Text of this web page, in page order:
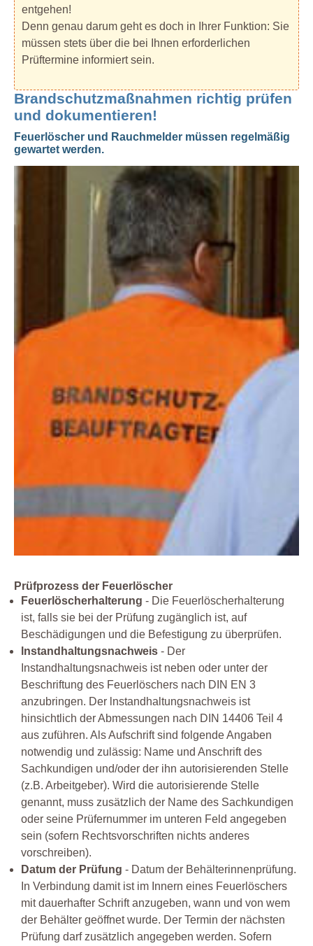
entgehen!
Denn genau darum geht es doch in Ihrer Funktion: Sie
müssen stets über die bei Ihnen erforderlichen
Prüftermine informiert sein.
Brandschutzmaßnahmen richtig prüfen
und dokumentieren!
Feuerlöscher und Rauchmelder müssen regelmäßig
gewartet werden.
Prüfprozess der Feuerlöscher
Feuerlöscherhalterung - Die Feuerlöscherhalterung
ist, falls sie bei der Prüfung zugänglich ist, auf
Beschädigungen und die Befestigung zu überprüfen.
lnstandhaltungsnachweis - Der
Instandhaltungsnachweis ist neben oder unter der
Beschriftung des Feuerlöschers nach DIN EN 3
anzubringen. Der lnstandhaltungsnachweis ist
hinsichtlich der Abmessungen nach DIN 14406 Teil 4
aus zuführen. Als Aufschrift sind folgende Angaben
notwendig und zulässig: Name und Anschrift des
Sachkundigen und/oder der ihn autorisierenden Stelle
(z.B. Arbeitgeber). Wird die autorisierende Stelle
genannt, muss zusätzlich der Name des Sachkundigen
oder seine Prüfernummer im unteren Feld angegeben
sein (sofern Rechtsvorschriften nichts anderes
vorschreiben).
Datum der Prüfung - Datum der Behälterinnenprüfung.
In Verbindung damit ist im Innern eines Feuerlöschers
mit dauerhafter Schrift anzugeben, wann und von wem
der Behälter geöffnet wurde. Der Termin der nächsten
Prüfung darf zusätzlich angegeben werden. Sofern